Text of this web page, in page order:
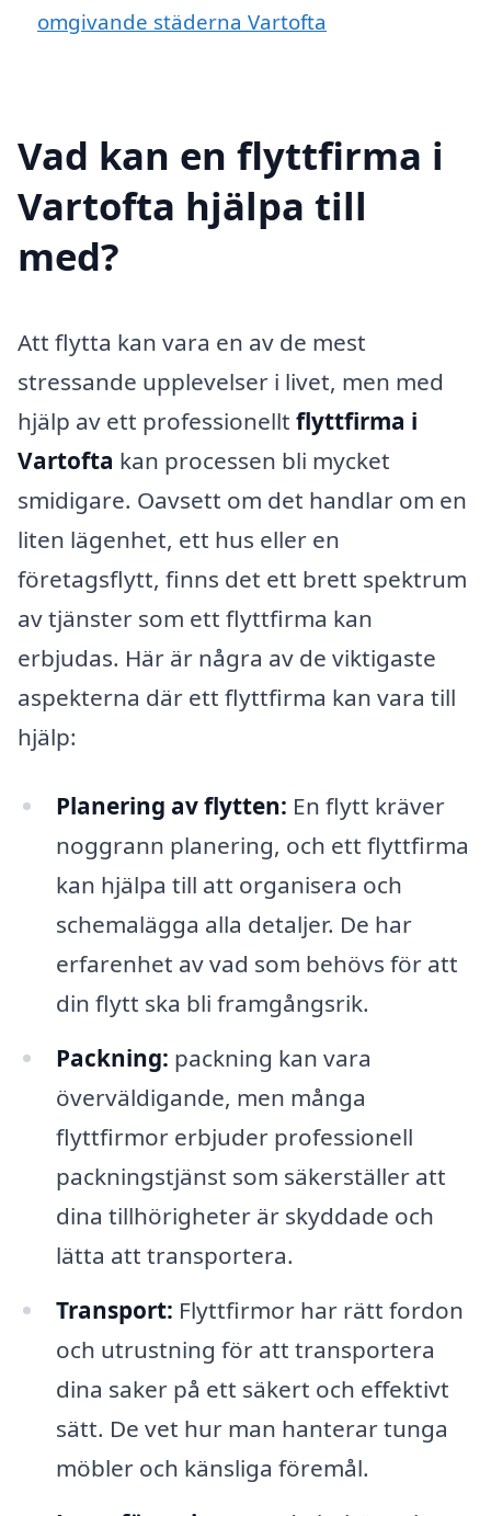
omgivande städerna Vartofta
Vad kan en flyttfirma i
Vartofta hjälpa till
med?
Att flytta kan vara en av de mest
stressande upplevelser i livet, men med
hjälp av ett professionellt flyttfirma i
Vartofta kan processen bli mycket
smidigare. Oavsett om det handlar om en
liten lägenhet, ett hus eller en
företagsflytt, finns det ett brett spektrum
av tjänster som ett flyttfirma kan
erbjudas. Här är några av de viktigaste
aspekterna där ett flyttfirma kan vara till
hjälp:
Planering av flytten: En flytt kräver
noggrann planering, och ett flyttfirma
kan hjälpa till att organisera och
schemalägga alla detaljer. De har
erfarenhet av vad som behövs för att
din flytt ska bli framgångsrik.
Packning: packning kan vara
överväldigande, men många
flyttfirmor erbjuder professionell
packningstjänst som säkerställer att
dina tillhörigheter är skyddade och
lätta att transportera.
Transport: Flyttfirmor har rätt fordon
och utrustning för att transportera
dina saker på ett säkert och effektivt
sätt. De vet hur man hanterar tunga
möbler och känsliga föremål.